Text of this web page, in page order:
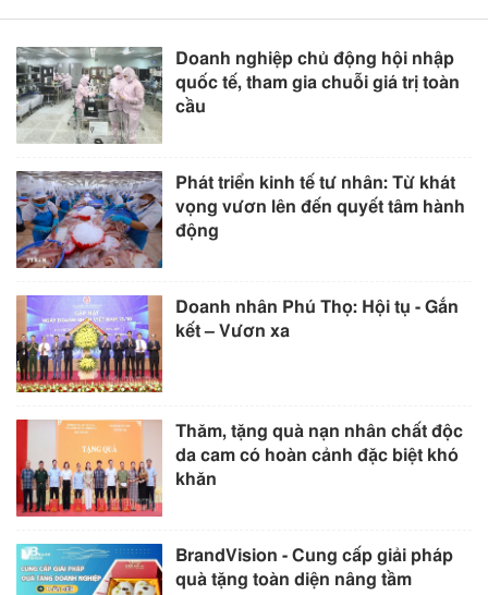
Doanh nghiệp chủ động hội nhập
quốc tế, tham gia chuỗi giá trị toàn
cầu
Phát triển kinh tế tư nhân: Từ khát
vọng vươn lên đến quyết tâm hành
động
Doanh nhân Phú Thọ: Hội tụ - Gắn
kết – Vươn xa
Thăm, tặng quà nạn nhân chất độc
da cam có hoàn cảnh đặc biệt khó
khăn
BrandVision - Cung cấp giải pháp
quà tặng toàn diện nâng tầm